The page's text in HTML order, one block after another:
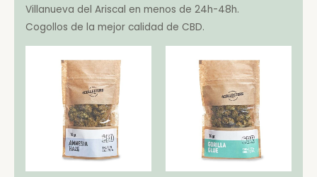
Villanueva del Ariscal en menos de 24h-48h.
Cogollos de la mejor calidad de CBD.